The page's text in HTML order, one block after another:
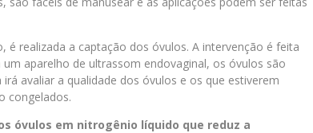
realizada a captação dos óvulos. A intervenção é feita
aparelho de ultrassom endovaginal, os óvulos são
avaliar a qualidade dos óvulos e os que estiverem
congelados.
óvulos em nitrogênio líquido que reduz a